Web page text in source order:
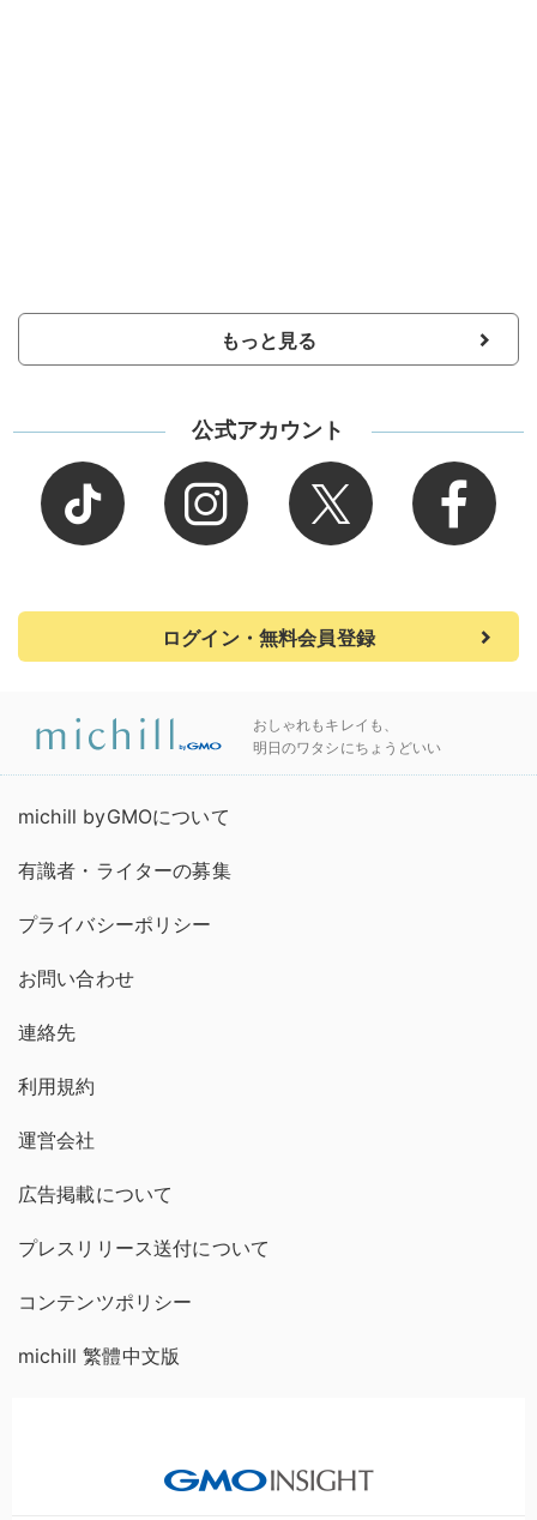
もっと見る
公式アカウント
ログイン・無料会員登録
おしゃれもキレイも、
明日のワタシにちょうどいい
michill byGMOについて
有識者・ライターの募集
プライバシーポリシー
お問い合わせ
連絡先
利用規約
運営会社
広告掲載について
プレスリリース送付について
コンテンツポリシー
michill 繁體中文版